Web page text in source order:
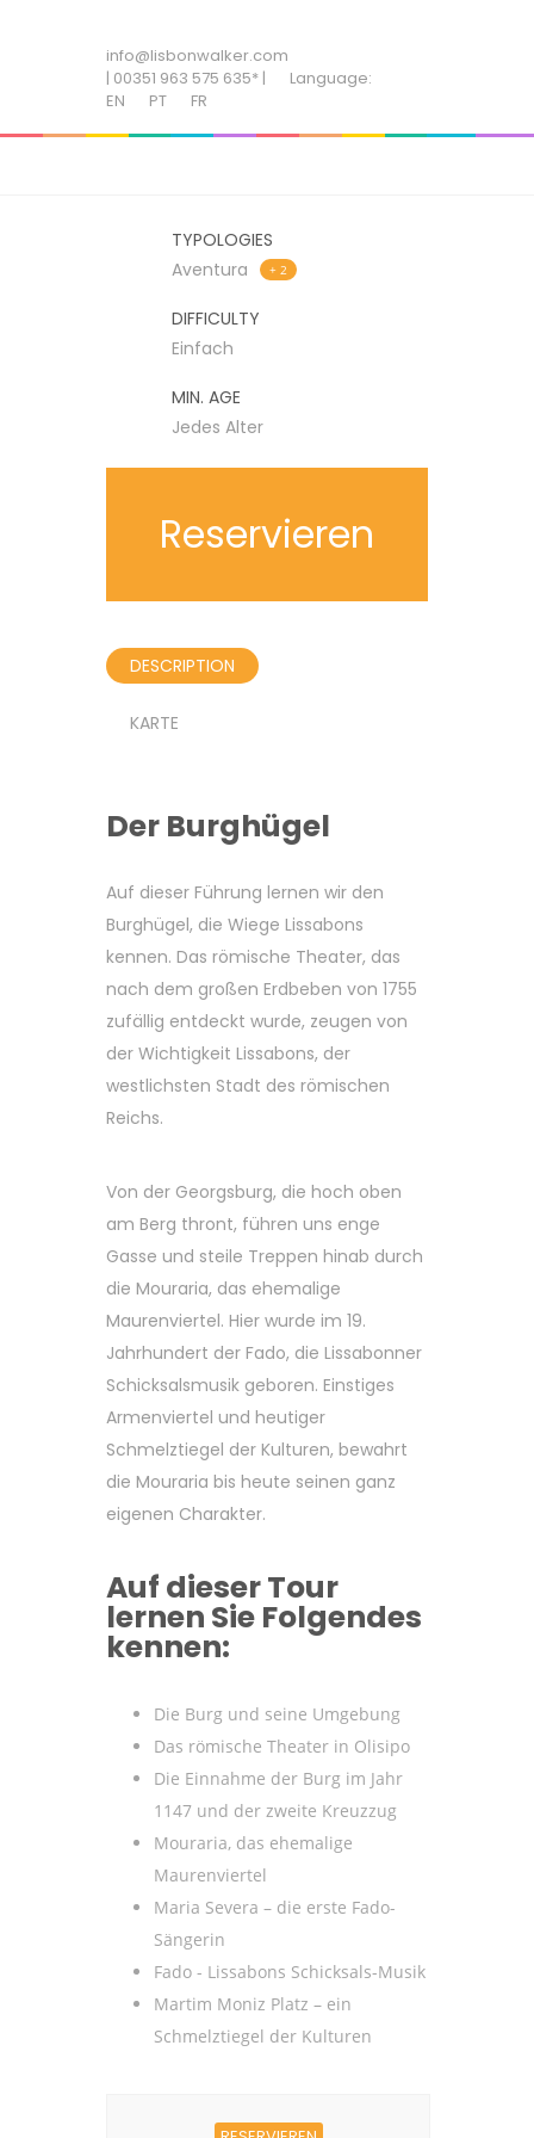
info@lisbonwalker.com
| 00351 963 575 635* |
Language:
EN
PT FR
TYPOLOGIES
Aventura
+ 2
DIFFICULTY
Einfach
MIN. AGE
Jedes Alter
Reservieren
DESCRIPTION
KARTE
Der Burghügel
Auf dieser Führung lernen wir den
Burghügel, die Wiege Lissabons
kennen. Das römische Theater, das
nach dem großen Erdbeben von 1755
zufällig entdeckt wurde, zeugen von
der Wichtigkeit Lissabons, der
westlichsten Stadt des römischen
Reichs.
Von der Georgsburg, die hoch oben
am Berg thront, führen uns enge
Gasse und steile Treppen hinab durch
die Mouraria, das ehemalige
Maurenviertel. Hier wurde im 19.
Jahrhundert der Fado, die Lissabonner
Schicksalsmusik geboren. Einstiges
Armenviertel und heutiger
Schmelztiegel der Kulturen, bewahrt
die Mouraria bis heute seinen ganz
eigenen Charakter.
Auf dieser Tour
lernen Sie Folgendes
kennen:
Die Burg und seine Umgebung
Das römische Theater in Olisipo
Die Einnahme der Burg im Jahr
1147 und der zweite Kreuzzug
Mouraria, das ehemalige
Maurenviertel
Maria Severa – die erste Fado-
Sängerin
Fado - Lissabons Schicksals-Musik
Martim Moniz Platz – ein
Schmelztiegel der Kulturen